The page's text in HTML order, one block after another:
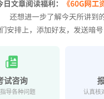
试咨询
导各种问题 认真核